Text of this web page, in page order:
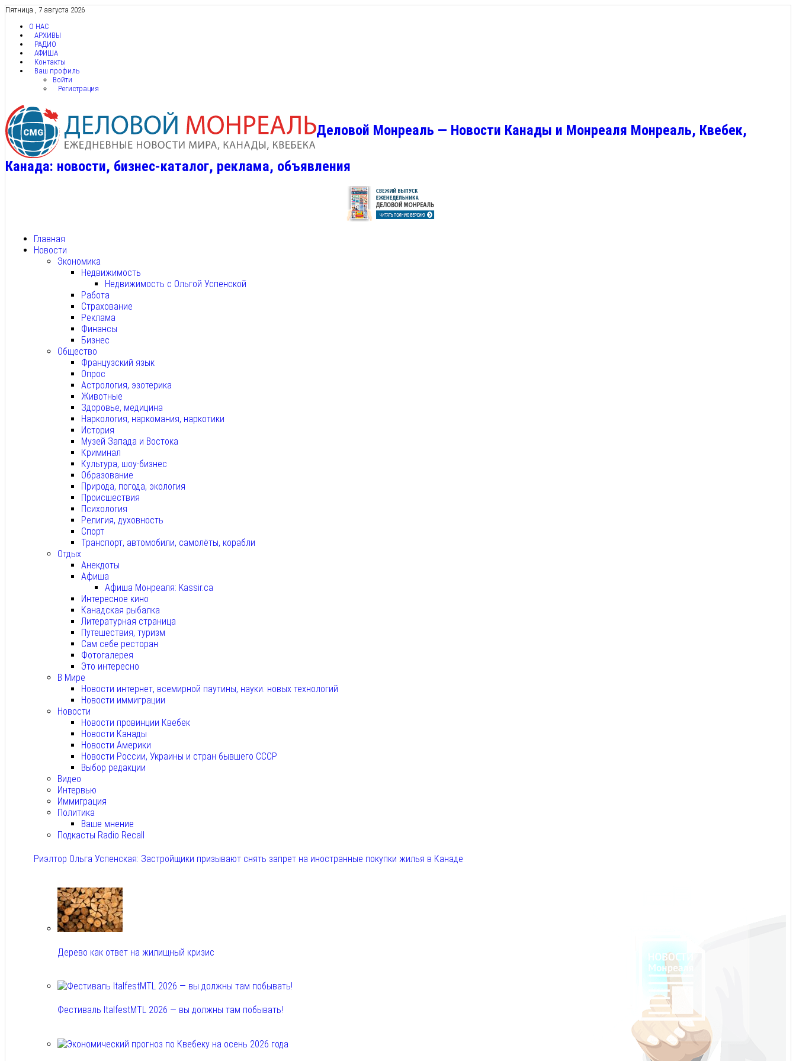
Пятница , 7 августа 2026
О НАС
АРХИВЫ
РАДИО
АФИША
Контакты
Ваш профиль
Войти
Регистрация
Деловой Монреаль — Новости Канады и Монреаля Монреаль, Квебек,
Канада: новости, бизнес-каталог, реклама, объявления
Главная
Новости
Экономика
Недвижимость
Недвижимость с Ольгой Успенской
Работа
Страхование
Реклама
Финансы
Бизнес
Общество
Французский язык
Опрос
Астрология, эзотерика
Животные
Здоровье, медицина
Наркология, наркомания, наркотики
История
Музей Запада и Востока
Криминал
Культура, шоу-бизнес
Образование
Природа, погода, экология
Происшествия
Психология
Религия, духовность
Спорт
Транспорт, автомобили, самолёты, корабли
Отдых
Анекдоты
Афиша
Афиша Монреаля: Kassir.ca
Интересное кино
Канадская рыбалка
Литературная страница
Путешествия, туризм
Сам себе ресторан
Фотогалерея
Это интересно
В Мире
Новости интернет, всемирной паутины, науки. новых технологий
Новости иммиграции
Новости
Новости провинции Квебек
Новости Канады
Новости Америки
Новости России, Украины и стран бывшего СССР
Выбор редакции
Видео
Интервью
Иммиграция
Политика
Ваше мнение
Подкасты Radio Recall
Риэлтор Ольга Успенская: Застройщики призывают снять запрет на иностранные покупки жилья в Канаде
Дерево как ответ на жилищный кризис
Фестиваль ItalfestMTL 2026 — вы должны там побывать!